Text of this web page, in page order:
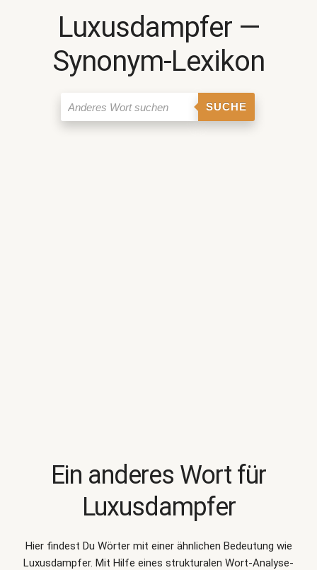
Luxusdampfer ―
Synonym-Lexikon
SUCHE
Ein anderes Wort für
Luxusdampfer
Hier findest Du Wörter mit einer ähnlichen Bedeutung wie
Luxusdampfer. Mit Hilfe eines strukturalen Wort-Analyse-